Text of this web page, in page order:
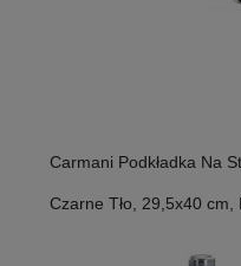
Carmani Podkładka Na
Czarne Tło, 29,5x40 cm,